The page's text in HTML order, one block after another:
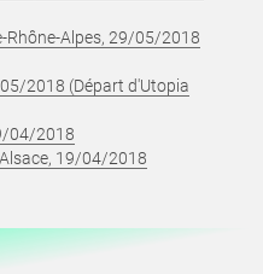
Rhône-Alpes, 29/05/2018
2018 (Départ d'Utopia
04/2018
19/04/2018